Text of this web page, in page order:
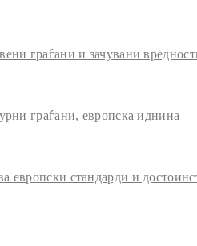
граѓани и зачувани
граѓани, европска иднина
стандарди и